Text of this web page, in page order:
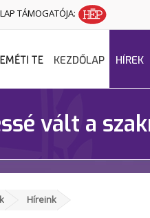
TÁMOGATÓJA:
KEZDŐLAP HÍREK
vált a
Híreink